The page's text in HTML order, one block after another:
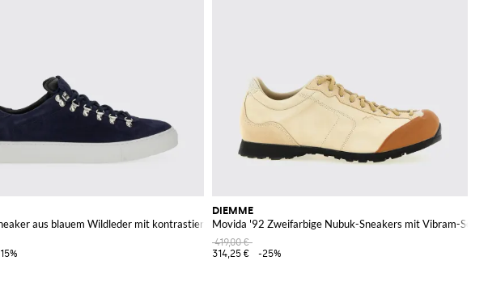
aus blauem Wildleder mit kontrastierender Gummisohle
DIEMME
Movida '92 Zweifarbige Nubuk-Sneakers mit Vibram-Sohle
419,00 €
314,25 €
-25%